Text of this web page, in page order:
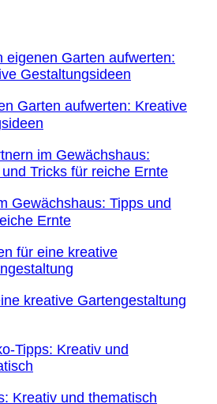
Garten aufwerten: Kreative
Gewächshaus: Tipps und
Ernte
kreative Gartengestaltung
Kreativ und thematisch